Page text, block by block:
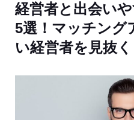
経営者と出会い
5選！マッチング
い経営者を見抜